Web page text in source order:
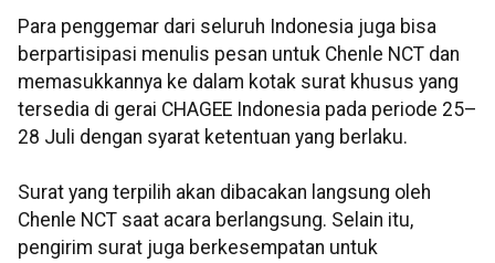
Para penggemar dari seluruh Indonesia juga bisa
berpartisipasi menulis pesan untuk Chenle NCT dan
memasukkannya ke dalam kotak surat khusus yang
tersedia di gerai CHAGEE Indonesia pada periode 25–
28 Juli dengan syarat ketentuan yang berlaku.
Surat yang terpilih akan dibacakan langsung oleh
Chenle NCT saat acara berlangsung. Selain itu,
pengirim surat juga berkesempatan untuk